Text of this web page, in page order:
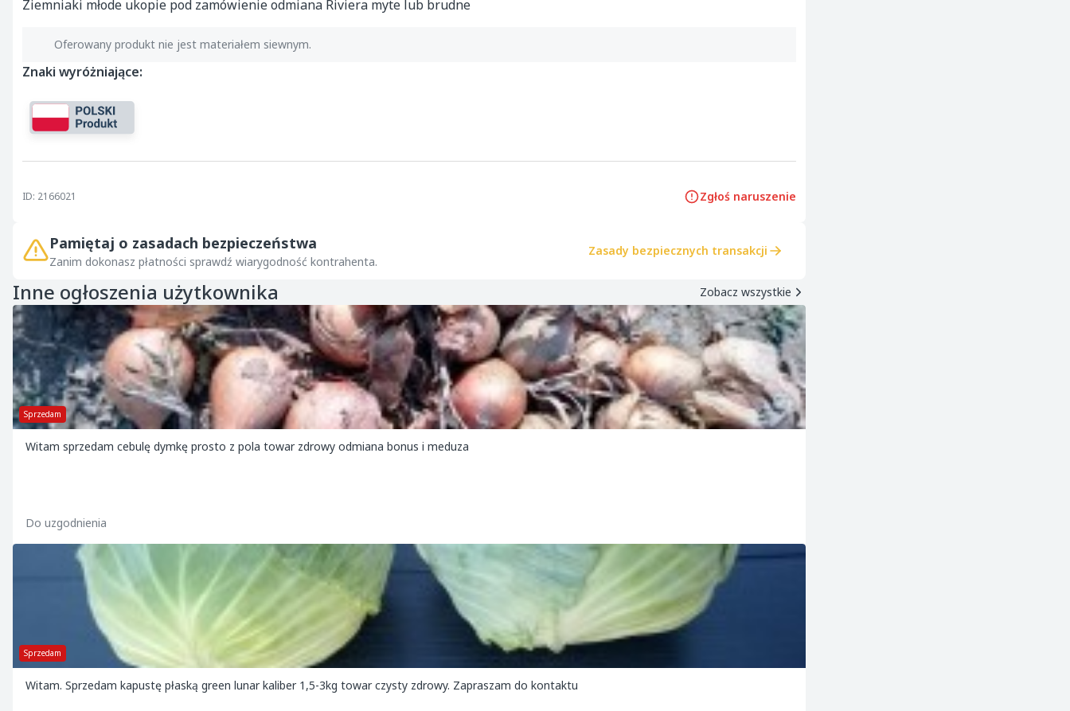
Ziemniaki młode ukopie pod zamówienie odmiana Riviera myte lub brudne
Oferowany produkt nie jest materiałem siewnym.
Znaki wyróżniające:
ID: 2166021 Zgłoś naruszenie
Pamiętaj o zasadach bezpieczeństwa
Zanim dokonasz płatności sprawdź wiarygodność kontrahenta.
Zasady bezpiecznych transakcji
Inne ogłoszenia użytkownika Zobacz wszystkie
Sprzedam
Witam sprzedam cebulę dymkę prosto z pola towar zdrowy odmiana bonus i meduza
Do uzgodnienia
Sprzedam
Witam. Sprzedam kapustę płaską green lunar kaliber 1,5-3kg towar czysty zdrowy. Zapraszam do kontaktu